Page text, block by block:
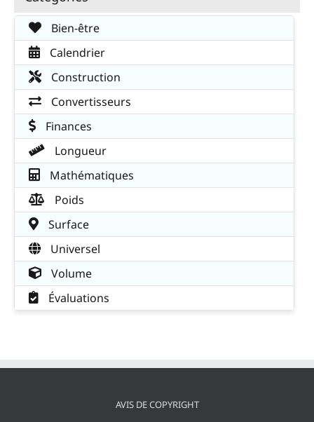
Bien-être
Calendrier
Construction
Convertisseurs
Finances
Longueur
Mathématiques
Poids
Surface
Universel
Volume
Évaluations
AVIS DE COPYRIGHT